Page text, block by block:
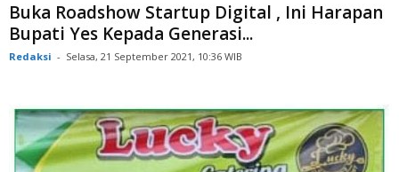
Buka Roadshow Startup Digital , Ini Harapan
Bupati Yes Kepada Generasi...
Redaksi - Selasa, 21 September 2021, 10:36 WIB